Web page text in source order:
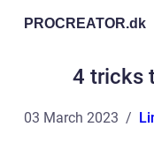
PROCREATOR.dk
4 tricks
03 March 2023